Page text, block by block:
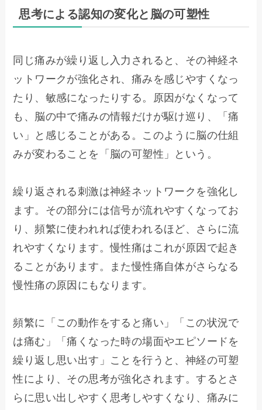
思考による認知の変化と脳の可塑性
同じ痛みが繰り返し入力されると、その神経ネ
ットワークが強化され、痛みを感じやすくなっ
たり、敏感になったりする。原因がなくなって
も、脳の中で痛みの情報だけが駆け巡り、「痛
い」と感じることがある。このように脳の仕組
みが変わることを「脳の可塑性」という。
繰り返される刺激は神経ネットワークを強化し
ます。その部分には信号が流れやすくなってお
り、頻繁に使われれば使われるほど、さらに流
れやすくなります。慢性痛はこれが原因で起き
ることがあります。また慢性痛自体がさらなる
慢性痛の原因にもなります。
頻繁に「この動作をすると痛い」「この状況で
は痛む」「痛くなった時の場面やエピソードを
繰り返し思い出す」ことを行うと、神経の可塑
性により、その思考が強化されます。するとさ
らに思い出しやすく思考しやすくなり、痛みに